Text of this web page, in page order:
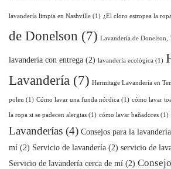
lavandería limpia en Nashville (1) ¿El cloro estropea la
de Donelson (7) Lavandería de Donelson,
lavandería con entrega (2) lavandería ecológica (1)
Lavandería (7) Hermitage Lavandería en
polen (1) Cómo lavar una funda nórdica (1) cómo lavar
la ropa si se padecen alergias (1) cómo lavar bañadores (1)
Lavanderías (4) Consejos para la lavandería
mí (2) Servicio de lavandería (2) servicio de
Servicio de lavandería cerca de mí (2)